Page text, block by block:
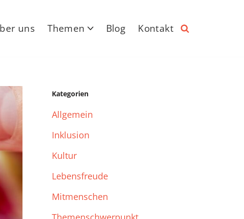
uns Themen Blog Kontakt
Kategorien
Allgemein
Inklusion
Kultur
Lebensfreude
Mitmenschen